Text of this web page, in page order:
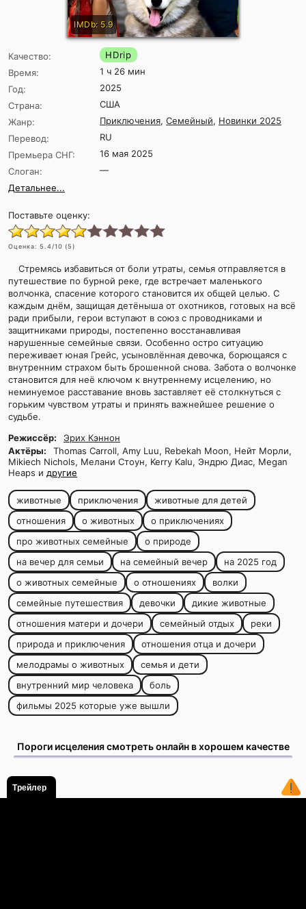
IMDb: 5.9
Качество:
HDrip
Время:
1 ч 26 мин
Год:
2025
Страна:
США
Жанр:
Приключения, Семейный, Новинки 2025
Перевод:
RU
Премьера СНГ:
16 мая 2025
Слоган:
—
Детальнее...
Поставьте оценку:
Оценка: 5.4/10 (5)
Стремясь избавиться от боли утраты, семья отправляется в
путешествие по бурной реке, где встречает маленького
волчонка, спасение которого становится их общей целью. С
каждым днём, защищая детёныша от охотников, готовых на всё
ради прибыли, герои вступают в союз с проводниками и
защитниками природы, постепенно восстанавливая
нарушенные семейные связи. Особенно остро ситуацию
переживает юная Грейс, усыновлённая девочка, борющаяся с
внутренним страхом быть брошенной снова. Забота о волчонке
становится для неё ключом к внутреннему исцелению, но
неминуемое расставание вновь заставляет её столкнуться с
горьким чувством утраты и принять важнейшее решение о
судьбе.
Режиссёр:
Эрих Кэннон
Актёры:
Thomas Carroll, Amy Luu, Rebekah Moon, Нейт Морли,
Mikiech Nichols, Мелани Стоун, Kerry Kalu, Эндрю Диас, Megan
Heaps и другие
животные приключения
животные для детей
отношения
о животных
о приключениях
про животных семейные
о природе
на вечер для семьи
на семейный вечер
на 2025 год
о животных семейные
о отношениях
волки
семейные путешествия
девочки
дикие животные
отношения матери и дочери
семейный отдых
реки
природа и приключения
отношения отца и дочери
мелодрамы о животных
семья и дети
внутренний мир человека
боль
фильмы 2025 которые уже вышли
Пороги исцеления смотреть онлайн в хорошем качестве
Трейлер